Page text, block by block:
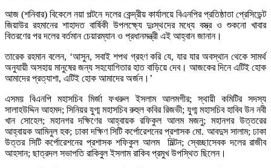
আজ (শনিবার) বিকেলে নয়া পল্টনে দলের কেন্দ্রীয় কার্যালয়ে বিএনপির প্রতিষ্ঠাতা প্রেসিডেন্ট
জিয়াউর রহমানের শাহাদত বার্ষিকী উপলক্ষ্যে দুঃস্থদের মধ্যে বস্ত্র ও শুকনো খাবার
বিতরণের পর দলের বর্তমান চেয়ারম্যান ও প্রধানমন্ত্রী এই আহ্বান জানান।
তারেক রহমান বলেন, ‘আসুন, সবাই শপথ গ্রহণ করি যে, যার যার অবস্থান থেকে সামর্থ
অনুযায়ী অসহায় মানুষের জন্য সহযোগিতার হাত বাড়িয়ে দেব। আজকের দিনে এটিই হোক
আমাদের প্রত্যাশা, এটিই হোক আমাদের অর্জন।’
এসময় বিএনপি মহাসচিব মির্জা ফখরুল ইসলাম আলমগীর; স্থায়ী কমিটির সদস্য
সালাহউদ্দিন আহমদ; সিনিয়র যুগ্ম মহাসচিব রুহুল কবির রিজভী; যুগ্ম মহাসচিব হাবিব উন নবী
খান সোহেল; মহানগর দক্ষিণের আহ্বায়ক রফিকুল আলম মজনু; মহানগর উত্তরের
আহ্বায়ক আমিনুল হক; ঢাকা দক্ষিণ সিটি কর্পোরেশনের প্রশাসক মো. আবদুস সালাম; ঢাকা
উত্তর সিটি কর্পোরেশনের প্রশাসক শফিকুল আলম মিল্টন; স্বেচ্ছাসেবক দলের রাজীব
আহসান; ছাত্রদল সভাপতি রাকিবুল ইসলাম রাকিব প্রমুখ উপস্থিত ছিলেন।